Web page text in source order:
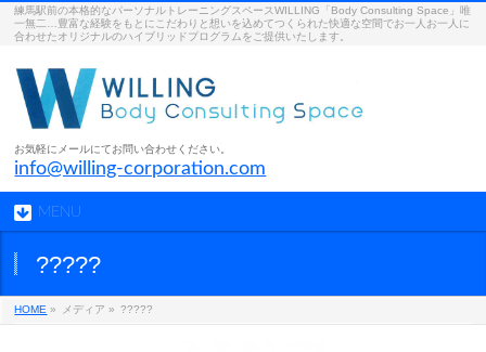
練馬駅前の本格的なパーソナルトレーニングスペースWILLING「Body Consulting Space」唯
一無二…豊富な経験をもとにこだわりと想いを込めてつくられた快適な空間でお一人お一人に
合わせたオリジナルのハイブリッドプログラムをご提供いたします。
お気軽にメールにてお問い合わせください。
info@willing-corporation.com
MENU
?????
HOME » メディア » ?????